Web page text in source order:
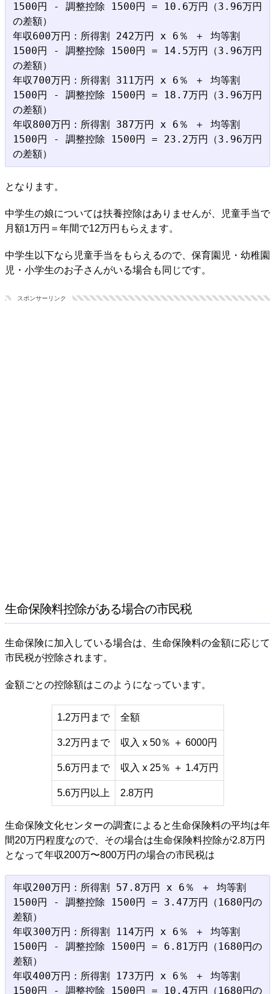
1500円 - 調整控除 1500円 = 10.6万円（3.96万円
の差額）
年収600万円：所得割 242万円 x 6％ ＋ 均等割
1500円 - 調整控除 1500円 = 14.5万円（3.96万円
の差額）
年収700万円：所得割 311万円 x 6％ ＋ 均等割
1500円 - 調整控除 1500円 = 18.7万円（3.96万円
の差額）
年収800万円：所得割 387万円 x 6％ ＋ 均等割
1500円 - 調整控除 1500円 = 23.2万円（3.96万円
となります。
中学生の娘については扶養控除はありませんが、児童手当で
月額1万円＝年間で12万円もらえます。
中学生以下なら児童手当をもらえるので、保育園児・幼稚園
児・小学生のお子さんがいる場合も同じです。
スポンサーリンク
生命保険料控除がある場合の市民税
生命保険に加入している場合は、生命保険料の金額に応じて
市民税が控除されます。
金額ごとの控除額はこのようになっています。
1.2万円まで 全額
3.2万円まで 収入 x 50％ ＋ 6000円
5.6万円まで 収入 x 25％ ＋ 1.4万円
5.6万円以上 2.8万円
生命保険文化センターの調査によると生命保険料の平均は年
間20万円程度なので、その場合は生命保険料控除が2.8万円
となって年収200万〜800万円の場合の市民税は
年収200万円：所得割 57.8万円 x 6％ ＋ 均等割
1500円 - 調整控除 1500円 = 3.47万円（1680円の
差額）
年収300万円：所得割 114万円 x 6％ ＋ 均等割
1500円 - 調整控除 1500円 = 6.81万円（1680円の
差額）
年収400万円：所得割 173万円 x 6％ ＋ 均等割
1500円 - 調整控除 1500円 = 10.4万円（1680円の